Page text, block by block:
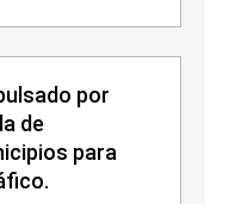
por
de
para